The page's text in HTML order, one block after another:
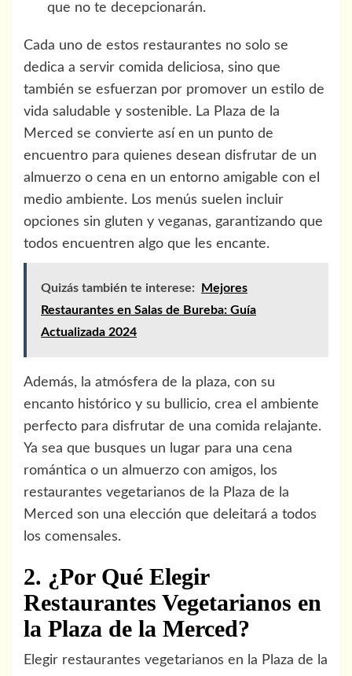
que no te decepcionarán.
Cada uno de estos restaurantes no solo se
dedica a servir comida deliciosa, sino que
también se esfuerzan por promover un estilo de
vida saludable y sostenible. La Plaza de la
Merced se convierte así en un punto de
encuentro para quienes desean disfrutar de un
almuerzo o cena en un entorno amigable con el
medio ambiente. Los menús suelen incluir
opciones sin gluten y veganas, garantizando que
todos encuentren algo que les encante.
Quizás también te interese:
Mejores
Restaurantes en Salas de Bureba: Guía
Actualizada 2024
Además, la atmósfera de la plaza, con su
encanto histórico y su bullicio, crea el ambiente
perfecto para disfrutar de una comida relajante.
Ya sea que busques un lugar para una cena
romántica o un almuerzo con amigos, los
restaurantes vegetarianos de la Plaza de la
Merced son una elección que deleitará a todos
los comensales.
2. ¿Por Qué Elegir
Restaurantes Vegetarianos en
la Plaza de la Merced?
Elegir restaurantes vegetarianos en la Plaza de la